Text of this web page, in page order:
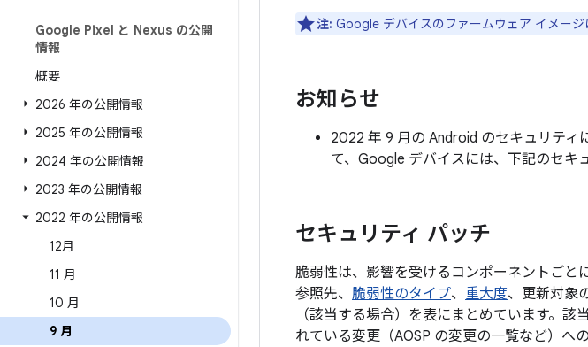
Google Pixel と Nexus の公開
情報
概要
2026 年の公開情報
2025 年の公開情報
2024 年の公開情報
2023 年の公開情報
2022 年の公開情報
12月
11 月
10 月
9 月
注: Google デバイスのファームウェア イメージ
お知らせ
2022 年 9 月の Android のセキュリテ
て、Google デバイスには、下記のセキ
セキュリティ パッチ
脆弱性は、影響を受けるコンポーネントごと
参照先、 脆弱性のタイプ、 重大度、更新対象
（該当する場合）を表にまとめています。
れている変更（AOSP の変更の一覧など）へ